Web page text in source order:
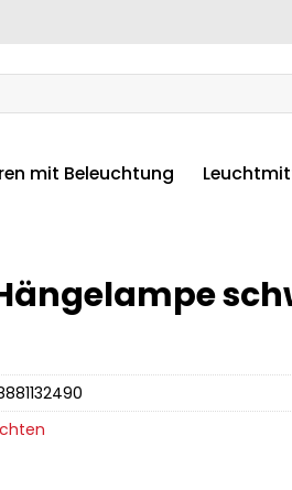
mit Beleuchtung